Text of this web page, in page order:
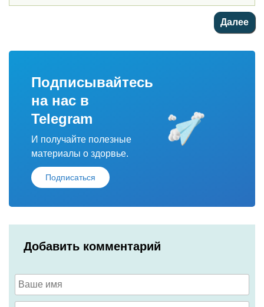
Подписывайтесь
на нас в
Telegram
И получайте полезные
материалы о здорвье.
Подписаться
Добавить комментарий